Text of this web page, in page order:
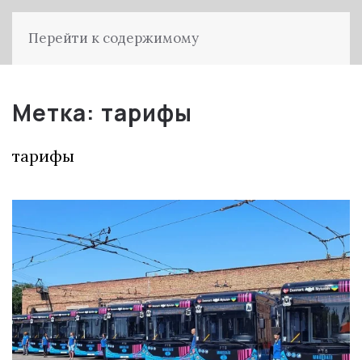
Перейти к содержимому
Метка: тарифы
тарифы